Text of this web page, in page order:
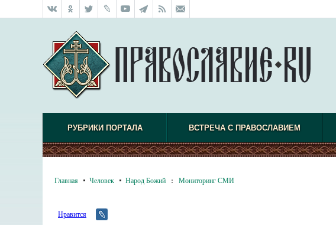
РУБРИКИ ПОРТАЛА ВСТРЕЧА С ПРАВОСЛАВИЕМ
Главная Человек Народ Божий : Мониторинг СМИ
Нравится